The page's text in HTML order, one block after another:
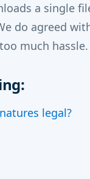
a single
do agreed
much
legal?